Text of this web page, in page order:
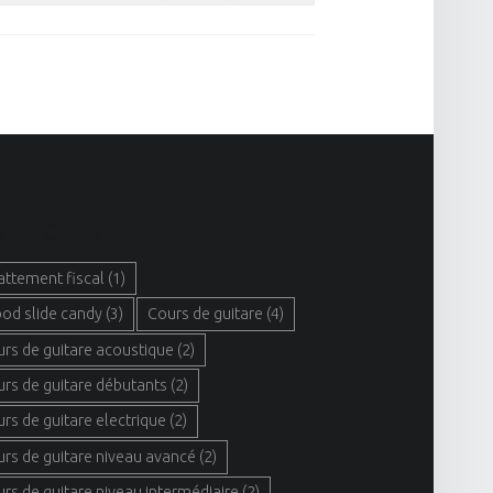
fiscal (1)
slide candy (3) Cours de guitare (4)
de guitare acoustique (2)
de guitare débutants (2)
de guitare electrique (2)
de guitare niveau avancé (2)